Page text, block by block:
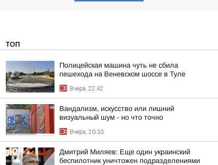
ТОП
Полицейская машина чуть не сбила
пешехода на Веневском шоссе в Туле
Вчера, 22:42
Вандализм, искусство или лишний
визуальный шум - но что точно
Вчера, 20:33
Дмитрий Миляев: Еще один украинский
беспилотник уничтожен подразделениями